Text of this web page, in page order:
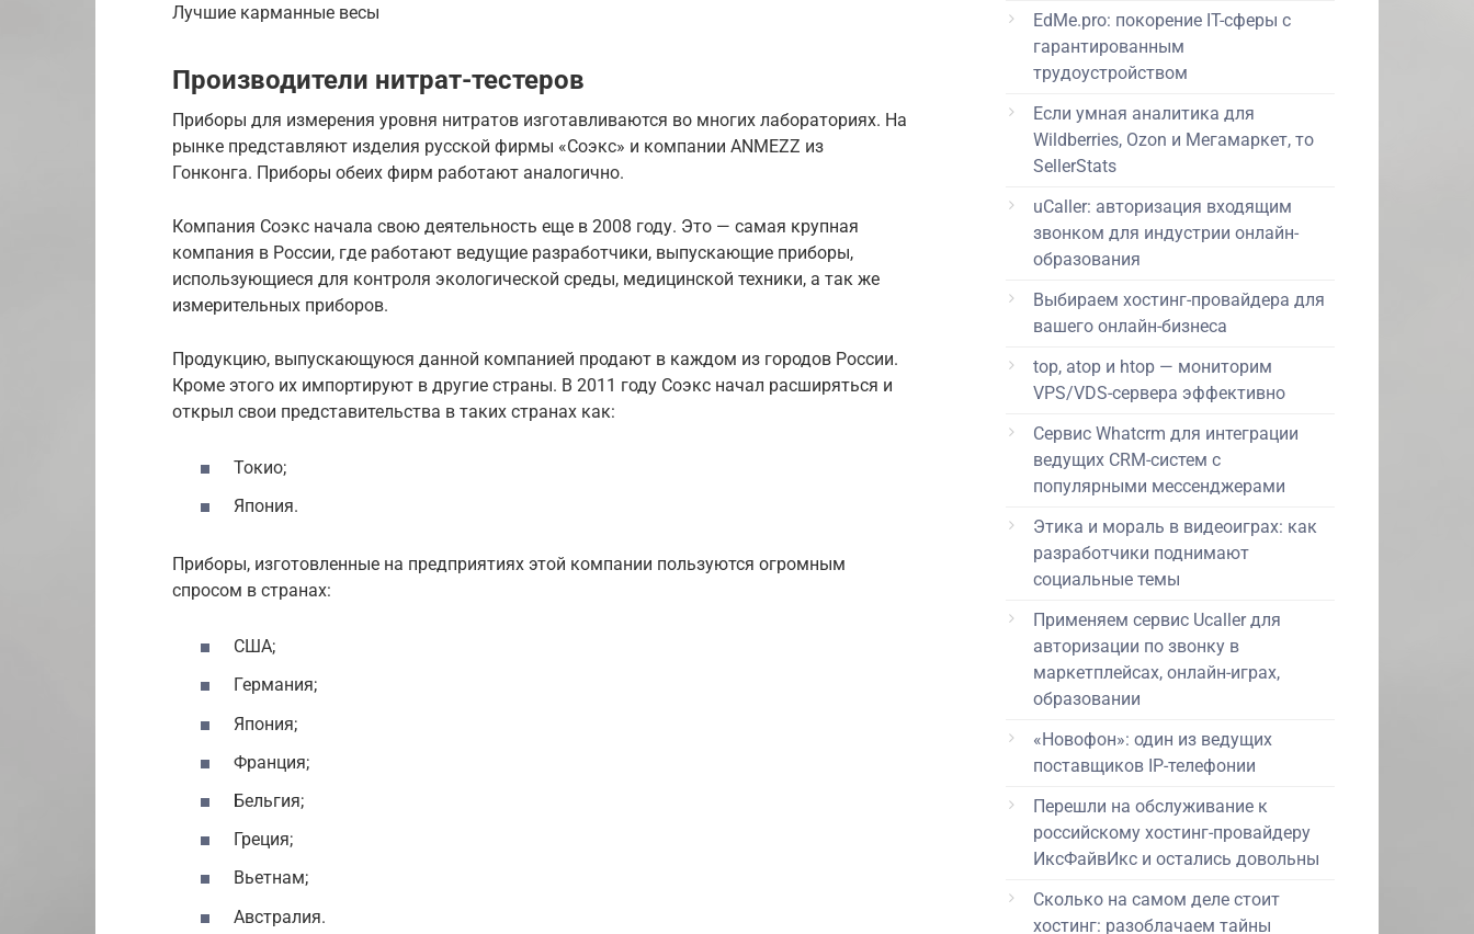
Лучшие карманные весы
Производители нитрат-тестеров
Приборы для измерения уровня нитратов изготавливаются во многих лабораториях. На
рынке представляют изделия русской фирмы «Соэкс» и компании ANMEZZ из
Гонконга. Приборы обеих фирм работают аналогично.
Компания Соэкс начала свою деятельность еще в 2008 году. Это — самая крупная
компания в России, где работают ведущие разработчики, выпускающие приборы,
использующиеся для контроля экологической среды, медицинской техники, а так же
измерительных приборов.
Продукцию, выпускающуюся данной компанией продают в каждом из городов России.
Кроме этого их импортируют в другие страны. В 2011 году Соэкс начал расширяться и
открыл свои представительства в таких странах как:
Токио;
Япония.
Приборы, изготовленные на предприятиях этой компании пользуются огромным
спросом в странах:
США;
Германия;
Япония;
Франция;
Бельгия;
Греция;
Вьетнам;
Австралия.
EdMe.pro: покорение IT-сферы с
гарантированным
трудоустройством
Если умная аналитика для
Wildberries, Ozon и Мегамаркет, то
SellerStats
uCaller: авторизация входящим
звонком для индустрии онлайн-
образования
Выбираем хостинг-провайдера для
вашего онлайн-бизнеса
top, atop и htop — мониторим
VPS/VDS-сервера эффективно
Сервис Whatcrm для интеграции
ведущих CRM-систем с
популярными мессенджерами
Этика и мораль в видеоиграх: как
разработчики поднимают
социальные темы
Применяем сервис Ucaller для
авторизации по звонку в
маркетплейсах, онлайн-играх,
образовании
«Новофон»: один из ведущих
поставщиков IP-телефонии
Перешли на обслуживание к
российскому хостинг-провайдеру
ИксФайвИкс и остались довольны
Сколько на самом деле стоит
хостинг: разоблачаем тайны